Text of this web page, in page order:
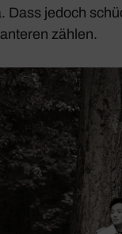
Dass jedoch
zählen.